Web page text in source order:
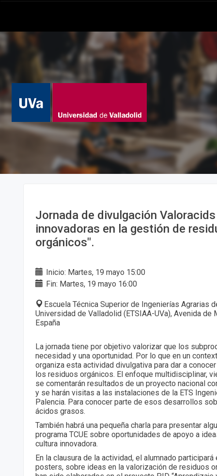
Jornada de divulgación
innovadoras en la gestión de
orgánicos".
Inicio: Martes, 19 mayo 15:00
Fin: Martes, 19 mayo 16:00
Escuela Técnica Superior de Ingenierías Agrarias
Universidad de Valladolid (ETSIAA-UVa), Avenida de
España
La jornada tiene por objetivo valorizar que los
necesidad y una oportunidad. Por lo que en un
organiza esta actividad divulgativa para dar a
los residuos orgánicos. El enfoque multidisciplinar,
se comentarán resultados de un proyecto nacional
y se harán visitas a las instalaciones de la ETS
Palencia. Para conocer parte de esos desarrollos
ácidos grasos.
También habrá una pequeña charla para presentar
programa TCUE sobre oportunidades de apoyo a
cultura innovadora.
En la clausura de la actividad, el alumnado
posters, sobre ideas en la valorización de residuos